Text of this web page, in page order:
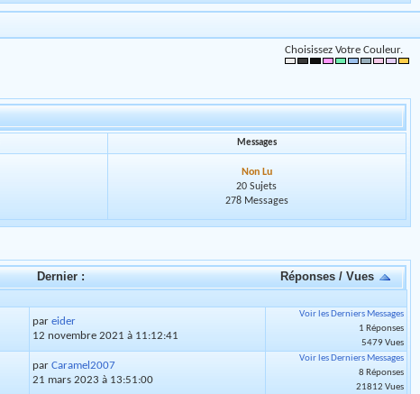
Choisissez Votre Couleur.
Messages
Non Lu
20 Sujets
278 Messages
Dernier : Réponses/Vues
par eider
12 novembre 2021 à 11:12:41
Voir les Derniers Messages
1 Réponses
5479 Vues
par Caramel2007
21 mars 2023 à 13:51:00
Voir les Derniers Messages
8 Réponses
21812 Vues